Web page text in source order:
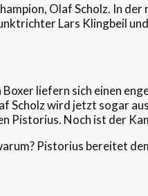
Olaf Scholz. In
Lars Klingbeil
liefern sich einen
Scholz wird jetzt sogar
Pistorius. Noch ist der
Pistorius bereitet